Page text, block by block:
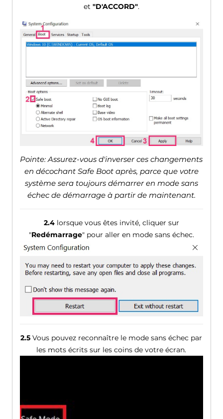
et "D'ACCORD".
Pointe: Assurez-vous d'inverser ces changements
en décochant Safe Boot après, parce que votre
système sera toujours démarrer en mode sans
échec de démarrage à partir de maintenant.
2.4lorsque vous êtes invité, cliquer sur
"Redémarrage" pour aller en mode sans échec.
2.5 Vous pouvez reconnaître le mode sans échec par
les mots écrits sur les coins de votre écran.